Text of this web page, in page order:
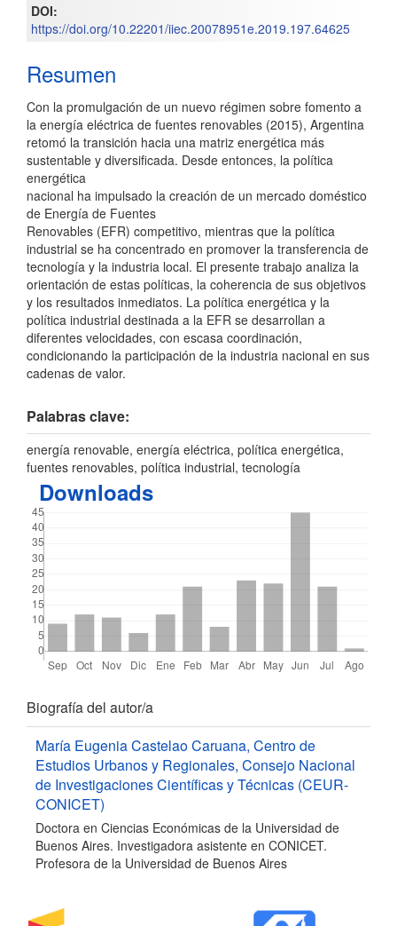
artículo
DOI:
https://doi.org/10.22201/iiec.20078951e.2019.197.64625
Resumen
Con la promulgación de un nuevo régimen sobre fomento a
la energía eléctrica de fuentes renovables (2015), Argentina
retomó la transición hacia una matriz energética más
sustentable y diversificada. Desde entonces, la política
energética
nacional ha impulsado la creación de un mercado doméstico
de Energía de Fuentes
Renovables (EFR) competitivo, mientras que la política
industrial se ha concentrado en promover la transferencia de
tecnología y la industria local. El presente trabajo analiza la
orientación de estas políticas, la coherencia de sus objetivos
y los resultados inmediatos. La política energética y la
política industrial destinada a la EFR se desarrollan a
diferentes velocidades, con escasa coordinación,
condicionando la participación de la industria nacional en sus
cadenas de valor.
Palabras clave:
energía renovable, energía eléctrica, política energética,
fuentes renovables, política industrial, tecnología
Downloads
Detalles
del
artículo
Biografía del autor/a
María Eugenia Castelao Caruana, Centro de
Estudios Urbanos y Regionales, Consejo Nacional
de Investigaciones Científicas y Técnicas (CEUR-
CONICET)
Doctora en Ciencias Económicas de la Universidad de
Buenos Aires. Investigadora asistente en CONICET.
Profesora de la Universidad de Buenos Aires